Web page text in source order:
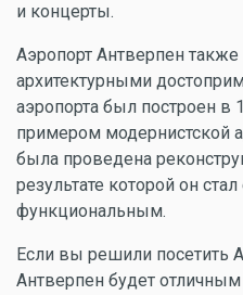
и концерты.
Аэропорт Антверпен
архитектурными
аэропорта был построен в
примером модернистской
была проведена
результате которой он
функциональным.
Если вы решили посетить
Антверпен будет